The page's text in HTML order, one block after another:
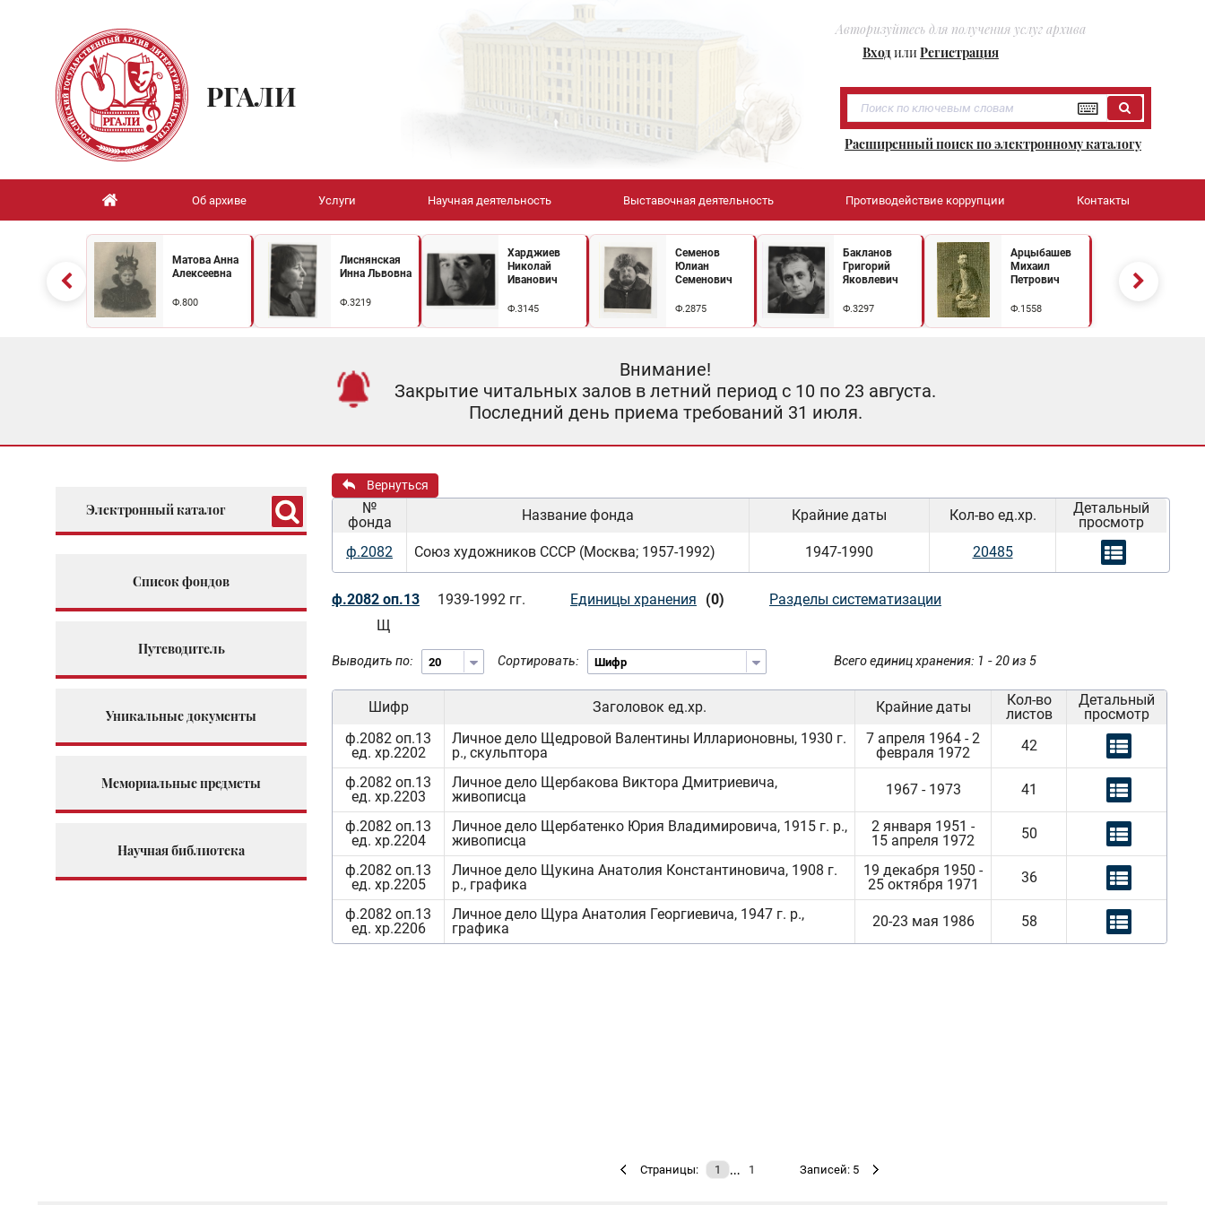
Авторизуйтесь для получения услуг архива
ВходилиРегистрация
РГАЛИ
Расширенный поиск по электронному каталогу
Об архиве Услуги Научная деятельность Выставочная деятельность Противодействие коррупции Контакты
Матова Анна
Алексеевна
Ф.800
Лиснянская
Инна Львовна
Ф.3219
Харджиев
Николай
Иванович
Ф.3145
Семенов
Юлиан
Семенович
Ф.2875
Бакланов
Григорий
Яковлевич
Ф.3297
Арцыбашев
Михаил
Петрович
Ф.1558
Внимание!
Закрытие читальных залов в летний период с 10 по 23 августа.
Последний день приема требований 31 июля.
Электронный каталог
Список фондов
Путеводитель
Уникальные документы
Мемориальные предметы
Научная библиотека
Вернуться
№
фонда
Название фонда Крайние даты Кол-во ед.хр.
Детальный
просмотр
ф.2082
Союз художников СССР (Москва; 1957-1992) 1947-1990 20485
ф.2082 оп.13 1939-1992 гг. Единицы хранения (0)
Разделы систематизации
Щ
Выводить по: Сортировать: Всего единиц хранения: 1 - 20 из 5
Шифр Заголовок ед.хр. Крайние даты
Кол-во
листов
Детальный
просмотр
ф.2082 оп.13
ед. хр.2202
Личное дело Щедровой Валентины Илларионовны, 1930 г.
р., скульптора
7 апреля 1964 - 2
февраля 1972
42
ф.2082 оп.13
ед. хр.2203
Личное дело Щербакова Виктора Дмитриевича,
живописца
1967 - 1973 41
ф.2082 оп.13
ед. хр.2204
Личное дело Щербатенко Юрия Владимировича, 1915 г. р.,
живописца
2 января 1951 -
15 апреля 1972
50
ф.2082 оп.13
ед. хр.2205
Личное дело Щукина Анатолия Константиновича, 1908 г.
р., графика
19 декабря 1950 -
25 октября 1971
36
ф.2082 оп.13
ед. хр.2206
Личное дело Щура Анатолия Георгиевича, 1947 г. р.,
графика
20-23 мая 1986 58
Страницы: 1 … 1 Записей: 5